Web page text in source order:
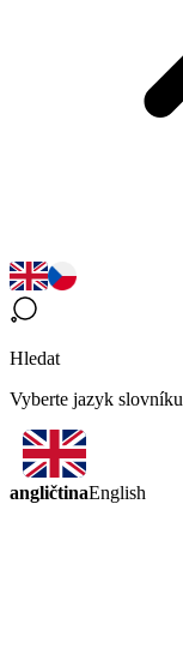
Hledat
Vyberte jazyk slovníku
angličtinaEnglish